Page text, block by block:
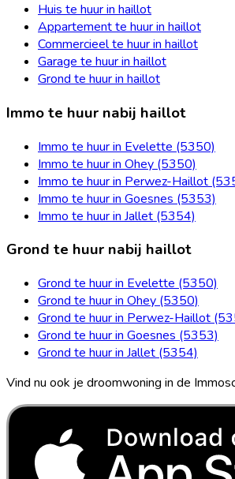
Huis te huur in haillot
Appartement te huur in haillot
Commercieel te huur in haillot
Garage te huur in haillot
Grond te huur in haillot
Immo te huur nabij haillot
Immo te huur in Evelette (5350)
Immo te huur in Ohey (5350)
Immo te huur in Perwez-Haillot
Immo te huur in Goesnes (5353)
Immo te huur in Jallet (5354)
Grond te huur nabij haillot
Grond te huur in Evelette (5350)
Grond te huur in Ohey (5350)
Grond te huur in Perwez-Haillot
Grond te huur in Goesnes (5353)
Grond te huur in Jallet (5354)
Vind nu ook je droomwoning in de